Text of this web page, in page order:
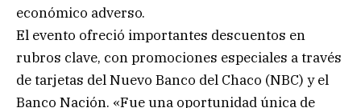
económico adverso.
El evento ofreció importantes descuentos en
rubros clave, con promociones especiales a través
de tarjetas del Nuevo Banco del Chaco (NBC) y el
Banco Nación. «Fue una oportunidad única de